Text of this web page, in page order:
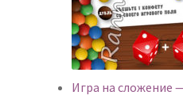
Игра на сложение